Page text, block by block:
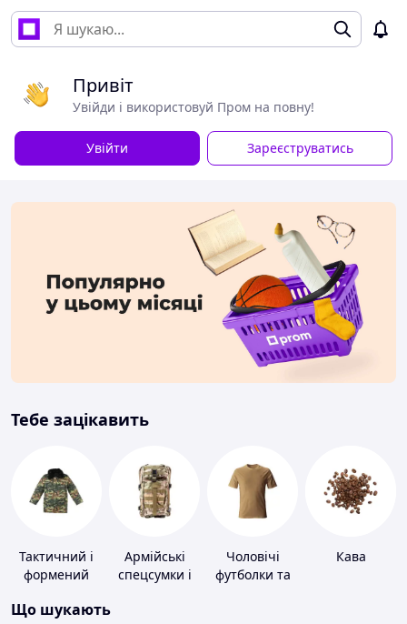
Привіт
Увійди і використовуй Пром на повну!
Увійти Зареєструватись
Тебе зацікавить
Тактичний і
формений
Армійські
спецсумки і
Чоловічі
футболки та
Кава
Що шукають